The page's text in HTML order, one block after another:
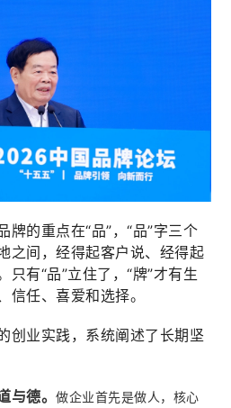
牌的重点在“品”，“品”字三个
之间，经得起客户说、经得起
只有“品”立住了，“牌”才有生
信任、喜爱和选择。
创业实践，系统阐述了长期坚
与德。做企业首先是做人，核心